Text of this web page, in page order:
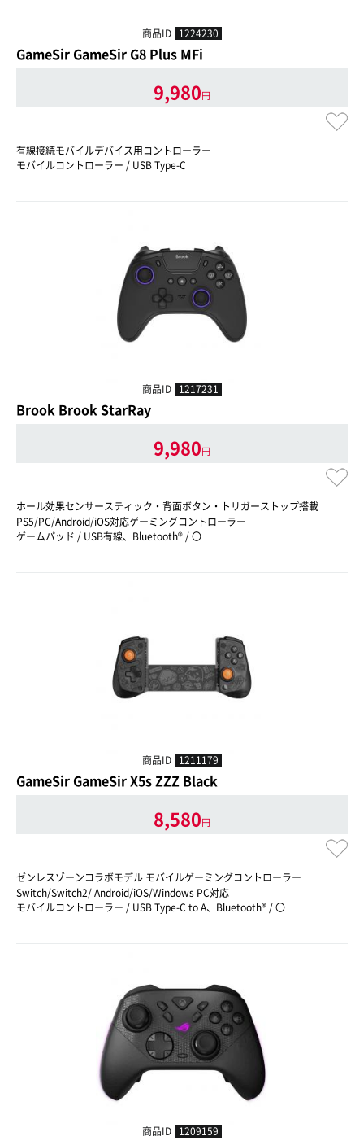
商品ID 1224230
GameSir GameSir G8 Plus MFi
9,980円
有線接続モバイルデバイス用コントローラー
モバイルコントローラー / USB Type-C
商品ID 1217231
Brook Brook StarRay
9,980円
ホール効果センサースティック・背面ボタン・トリガーストップ搭載
PS5/PC/Android/iOS対応ゲーミングコントローラー
ゲームパッド / USB有線、Bluetooth® / 〇
商品ID 1211179
GameSir GameSir X5s ZZZ Black
8,580円
ゼンレスゾーンコラボモデル モバイルゲーミングコントローラー
Switch/Switch2/ Android/iOS/Windows PC対応
モバイルコントローラー / USB Type-C to A、Bluetooth® / 〇
商品ID 1209159